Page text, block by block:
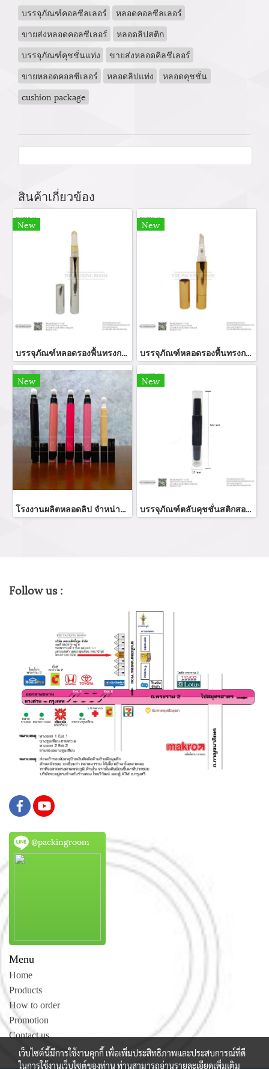
บรรจุภัณฑ์คอลซีลเลอร์
หลอดคอลซีลเลอร์
ขายส่งหลอดคอลซีเลอร์
หลอดลิปสติก
บรรจุภัณฑ์คุชชั่นแท่ง
ขายส่งหลอดคิลชีเลอร์
ขายหลอดคอลซีเลอร์
หลอดลิปแท่ง
หลอดคุชชั่น
cushion package
สินค้าเกี่ยวข้อง
New
บรรจุภัณฑ์หลอดรองพื้นทรงกลมสีเงินเงาใช้งานแบบหมุน
New
บรรจุภัณฑ์หลอดรองพื้นทรงกลมสีทองเงาใช้งานแบบหมุน
New
โรงงานผลิตหลอดลิป จำหน่ายหลอดคอนซีลเลอร์ รับผลิตหลอดลิปหัวฟองน้ำทรงสวยหรู สามรถนำไปบรรจุภัณฑ์ลิปกลอส ลิปจิ้จุ่ม บรรจุผลิตภัณฑ์คอนซีลเลอร์ บรรจุภัณฑ์หลอดคอนทัวร์
New
บรรจุภัณฑ์ตลับคุชชั่นสติกสองหัวสีขี้ม้าฝาปิดโปร่งใส
Follow us :
@packingroom
Menu
Home
Products
How to order
Promotion
Contact us
เว็บไซต์นี้มีการใช้งานคุกกี้ เพื่อเพิ่มประสิทธิภาพและประสบการณ์ที่ดี
ในการใช้งานเว็บไซต์ของท่าน ท่านสามารถอ่านรายละเอียดเพิ่มเติม